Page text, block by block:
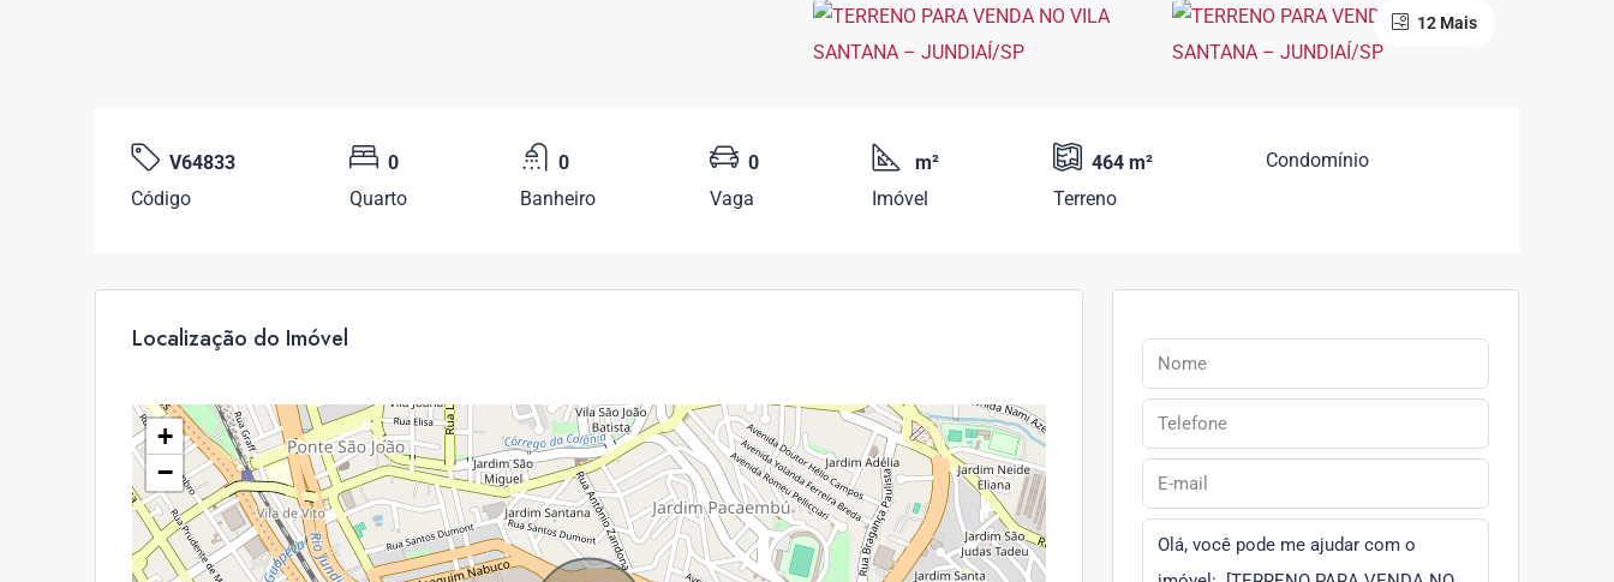
12 Mais
V64833
Código
0
Quarto
0
Banheiro
0
Vaga
m²
Imóvel
464 m²
Terreno
Condomínio
Localização do Imóvel
+
−